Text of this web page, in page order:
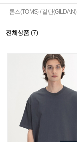
톰스(TOMS) / 길단(GILDAN)
전체상품 (7)